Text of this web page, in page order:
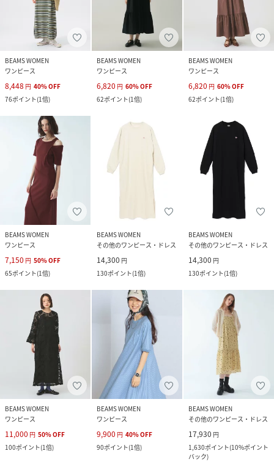
BEAMS WOMEN
ワンピース
8,448 円 40%OFF
76ポイント(1倍)
BEAMS WOMEN
ワンピース
6,820 円 60%OFF
62ポイント(1倍)
BEAMS WOMEN
ワンピース
6,820 円 60%OFF
62ポイント(1倍)
BEAMS WOMEN
ワンピース
7,150 円 50%OFF
65ポイント(1倍)
BEAMS WOMEN
その他のワンピース・ドレス
14,300 円
130ポイント(1倍)
BEAMS WOMEN
その他のワンピース・ドレス
14,300 円
130ポイント(1倍)
BEAMS WOMEN
ワンピース
11,000 円 50%OFF
100ポイント(1倍)
BEAMS WOMEN
ワンピース
9,900 円 40%OFF
90ポイント(1倍)
BEAMS WOMEN
その他のワンピース・ドレス
17,930 円
1,630ポイント(10%ポイント
バック)